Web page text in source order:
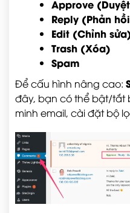
Approve
Reply (Phản
Edit (Chỉnh
Trash (Xóa)
Spam
Để cấu hình nâng cao:
đây, bạn có thể bật/tắt
minh email, cài đặt bộ